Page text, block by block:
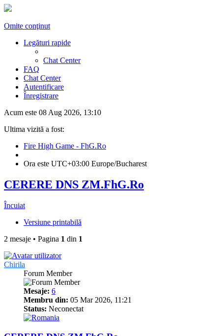
Omite conţinut
Legături rapide
Chat Center
FAQ
Chat Center
Autentificare
Înregistrare
Acum este 08 Aug 2026, 13:10
Ultima vizită a fost:
Fire High Game - FhG.Ro
Ora este UTC+03:00 Europe/Bucharest
CERERE DNS ZM.FhG.Ro
Încuiat
Versiune printabilă
2 mesaje • Pagina 1 din 1
Chirila
Forum Member
Mesaje: 6
Membru din: 05 Mar 2026, 11:21
Status: Neconectat